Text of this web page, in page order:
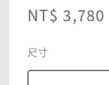
Sale
NT$ 3,780
尺寸